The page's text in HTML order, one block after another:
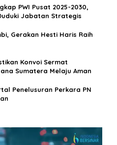
PWI Pusat 2025-2030,
Jabatan Strategis
Gerakan Hesti Haris Raih
Konvoi Sermat
Sumatera Melaju Aman
Penelusuran Perkara PN